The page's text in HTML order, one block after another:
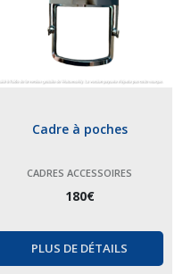
Cadre à poches
CADRES ACCESSOIRES
180€
PLUS DE DÉTAILS